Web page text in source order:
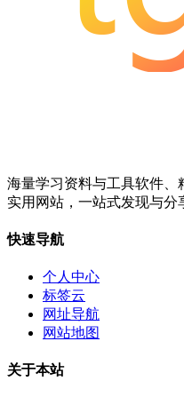
海量学习资料与工具软件、
实用网站，一站式发现与分
快速导航
个人中心
标签云
网址导航
网站地图
关于本站